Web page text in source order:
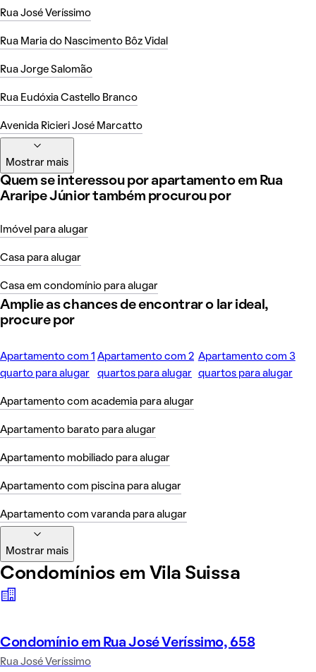
Rua José Veríssimo
Rua Maria do Nascimento Bôz Vidal
Rua Jorge Salomão
Rua Eudóxia Castello Branco
Avenida Ricieri José Marcatto
Mostrar mais
Quem se interessou por apartamento em Rua
Araripe Júnior também procurou por
Imóvel para alugar
Casa para alugar
Casa em condomínio para alugar
Amplie as chances de encontrar o lar ideal,
procure por
Apartamento com 1
quarto para alugar
Apartamento com 2
quartos para alugar
Apartamento com 3
quartos para alugar
Apartamento com academia para alugar
Apartamento barato para alugar
Apartamento mobiliado para alugar
Apartamento com piscina para alugar
Apartamento com varanda para alugar
Mostrar mais
Condomínios em Vila Suissa
Condomínio em Rua José Veríssimo, 658
Rua José Veríssimo